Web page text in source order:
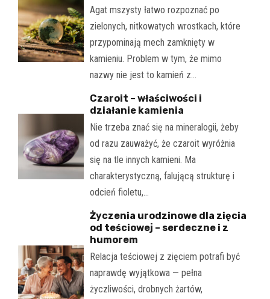
Agat mszysty łatwo rozpoznać po
zielonych, nitkowatych wrostkach, które
przypominają mech zamknięty w
kamieniu. Problem w tym, że mimo
nazwy nie jest to kamień z…
Czaroit – właściwości i
działanie kamienia
Nie trzeba znać się na mineralogii, żeby
od razu zauważyć, że czaroit wyróżnia
się na tle innych kamieni. Ma
charakterystyczną, falującą strukturę i
odcień fioletu,…
Życzenia urodzinowe dla zięcia
od teściowej – serdeczne i z
humorem
Relacja teściowej z zięciem potrafi być
naprawdę wyjątkowa — pełna
życzliwości, drobnych żartów,